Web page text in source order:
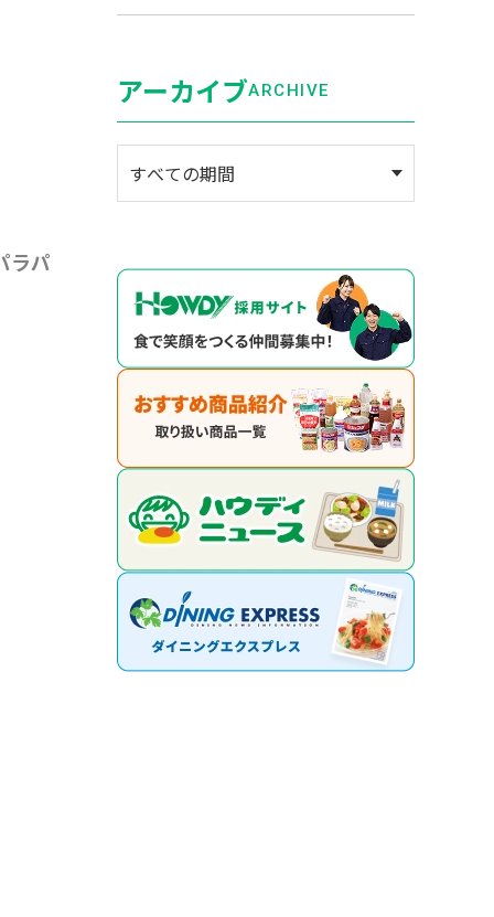
ラパ
アーカイブARCHIVE